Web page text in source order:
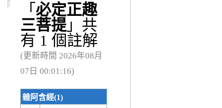
「 必定正趣
三菩提 」共
有 1 個註解
(更新時間 2026年08月
07日 00:01:16)
雜阿含經(1)